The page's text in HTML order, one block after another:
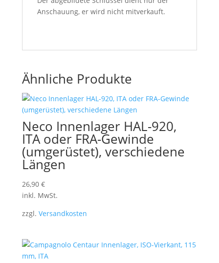
Anschauung, er wird nicht mitverkauft.
Ähnliche Produkte
Neco Innenlager HAL-920,
ITA oder FRA-Gewinde
(umgerüstet), verschiedene
Längen
26,90 €
inkl. MwSt.
zzgl. Versandkosten